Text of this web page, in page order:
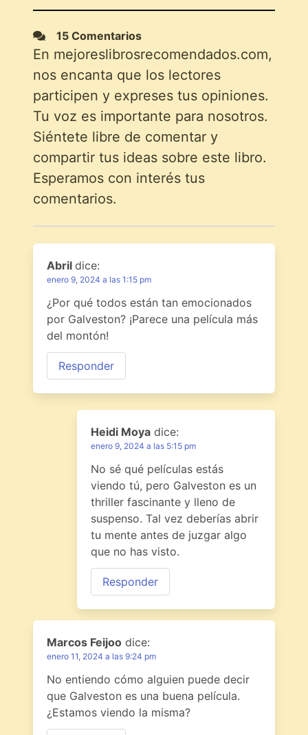
15 Comentarios
En mejoreslibrosrecomendados.com,
nos encanta que los lectores
participen y expreses tus opiniones.
Tu voz es importante para nosotros.
Siéntete libre de comentar y
compartir tus ideas sobre este libro.
Esperamos con interés tus
comentarios.
Abril dice:
enero 9, 2024 a las 1:15 pm
¿Por qué todos están tan emocionados
por Galveston? ¡Parece una película más
del montón!
Responder
Heidi Moya dice:
enero 9, 2024 a las 5:15 pm
No sé qué películas estás
viendo tú, pero Galveston es un
thriller fascinante y lleno de
suspenso. Tal vez deberías abrir
tu mente antes de juzgar algo
que no has visto.
Responder
Marcos Feijoo dice:
enero 11, 2024 a las 9:24 pm
No entiendo cómo alguien puede decir
que Galveston es una buena película.
¿Estamos viendo la misma?